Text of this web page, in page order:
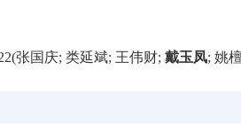
张国庆; 类延斌; 王伟财; 戴玉凤; 姚